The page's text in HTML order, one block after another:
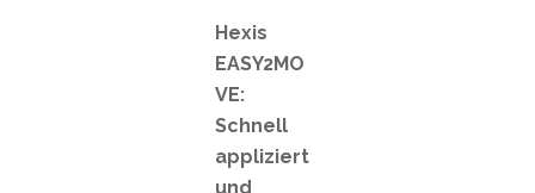
Hexis
EASY2MO
VE:
Schnell
appliziert
und